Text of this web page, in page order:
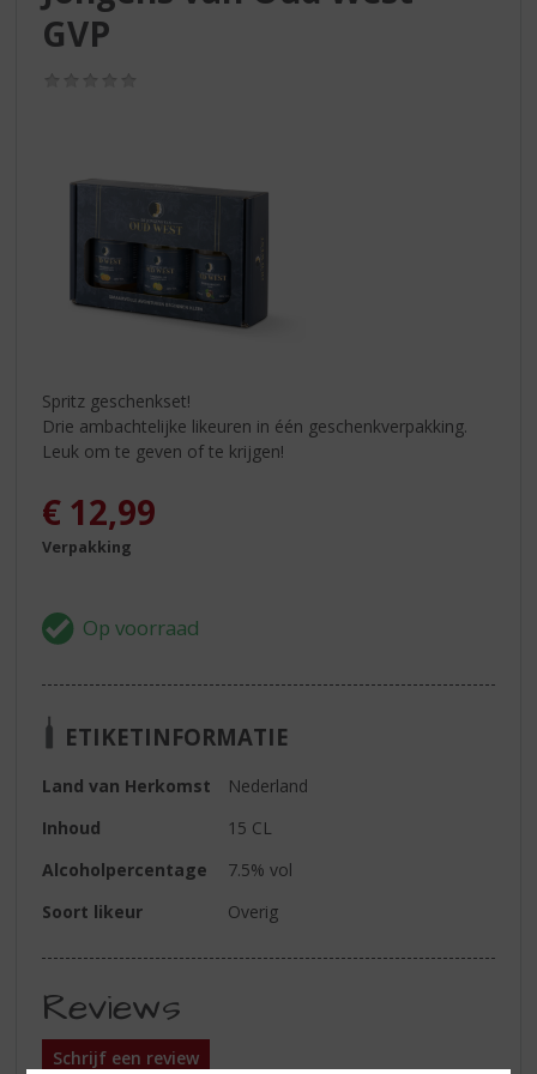
GVP
Spritz geschenkset!
Drie ambachtelijke likeuren in één geschenkverpakking.
Leuk om te geven of te krijgen!
€ 12,99
Verpakking
ETIKETINFORMATIE
Land van Herkomst
Nederland
Inhoud
15 CL
Alcoholpercentage
7.5% vol
Soort likeur
Overig
Reviews
Schrijf een review